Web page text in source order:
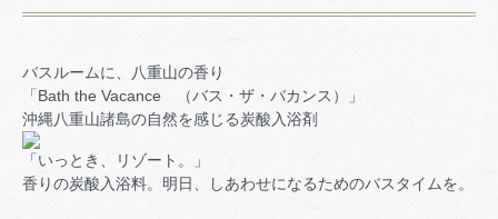
バスルームに、八重山の香り
「Bath the Vacance （バス・ザ・バカンス）」
沖縄八重山諸島の自然を感じる炭酸入浴剤
「いっとき、リゾート。」
香りの炭酸入浴料。明日、しあわせになるためのバスタイムを。